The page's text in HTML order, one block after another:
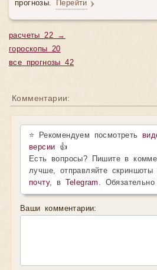
прогнозы. Перейти
расчеты 22 →
гороскопы 20
все прогнозы 42
Комментарии:
⭐ Рекомендуем посмотреть
версии 👍
Есть вопросы? Пишите в
лучше, отправляйте
почту, в Telegram .
Ваши комментарии: